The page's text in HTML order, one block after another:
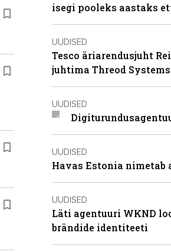
isegi pooleks aastaks
UUDISED
Tesco äriarendusjuht
juhtima Threod
UUDISED
UUDISED
Havas Estonia nimetab
UUDISED
Läti agentuuri WKND
brändide identiteeti